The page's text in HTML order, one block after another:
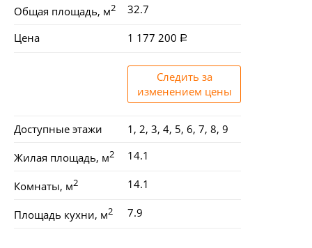
Общая площадь, м2 32.7
Цена 1 177 200
Следить за
изменением цены
Доступные этажи 1, 2, 3, 4, 5, 6, 7, 8, 9
Жилая площадь, м2 14.1
Комнаты, м2 14.1
Площадь кухни, м2 7.9